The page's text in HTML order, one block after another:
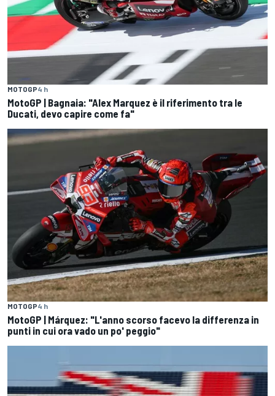
MOTOGP4 h
MotoGP | Bagnaia: "Alex Marquez è il riferimento tra le
Ducati, devo capire come fa"
MOTOGP4 h
MotoGP | Márquez: "L'anno scorso facevo la differenza in
punti in cui ora vado un po' peggio"